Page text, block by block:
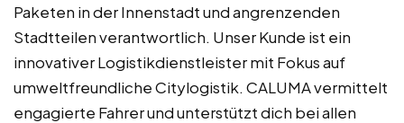
Paketen in der Innenstadt und angrenzenden
Stadtteilen verantwortlich. Unser Kunde ist ein
innovativer Logistikdienstleister mit Fokus auf
umweltfreundliche Citylogistik. CALUMA vermittelt
engagierte Fahrer und unterstützt dich bei allen